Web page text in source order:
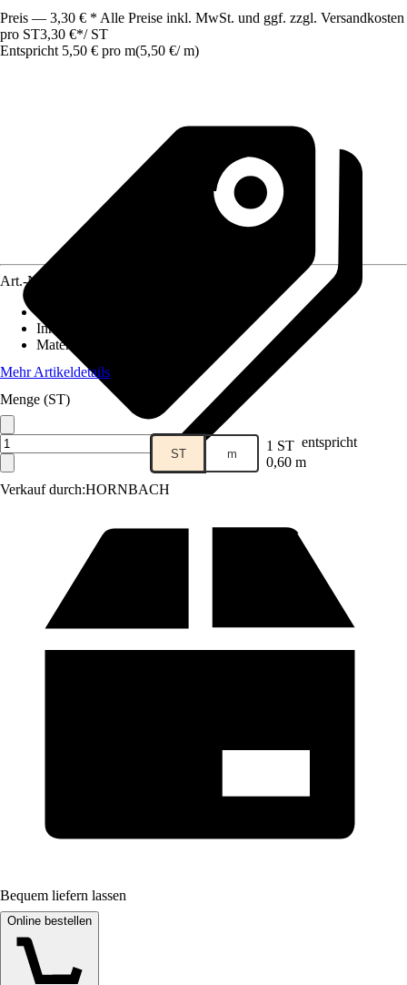
Preis — 3,30 € * Alle Preise inkl. MwSt. und ggf. zzgl. Versandkosten
pro ST3,30 €*/ ST
Entspricht 5,50 € pro m(5,50 €/ m)
Verkauf durch:HORNBACH
Art.-Nr.
Inhalt
Material
Mehr Artikeldetails
Menge (ST)
ST m 1 ST entspricht
0,60 m
Bequem liefern lassen
Online bestellen